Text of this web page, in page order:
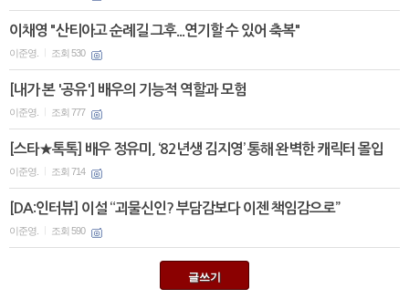
이채영 "산티아고 순례길 그후...연기할 수 있어 축복"
이준영. 조회 530
[내가 본 '공유'] 배우의 기능적 역할과 모험
이준영. 조회 777
[스타★톡톡] 배우 정유미, ‘82년생 김지영’ 통해 완벽한 캐릭터 몰입
이준영. 조회 714
[DA:인터뷰] 이설 “괴물신인? 부담감보다 이젠 책임감으로”
이준영. 조회 590
글쓰기